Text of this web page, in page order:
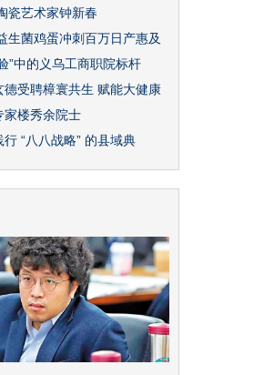
艺术家钟新春
菌鸡蛋冲刺百万日产惠及
”中的义乌工商职院标杆
德受聘樟寰共生 赋能大健康
家楼秀余院士
行 “八八战略” 的县域典